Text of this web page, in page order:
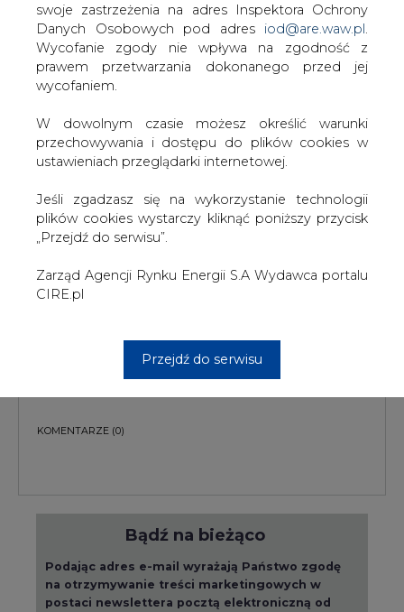
swoje zastrzeżenia na adres Inspektora Ochrony
Danych Osobowych pod adres iod@are.waw.pl
Wycofanie zgody nie wpływa na zgodność z
prawem przetwarzania dokonanego przed jej
wycofaniem.
W dowolnym czasie możesz określić warunki
przechowywania i dostępu do plików cookies w
ustawieniach przeglądarki internetowej.
Jeśli zgadzasz się na wykorzystanie technologii
plików cookies wystarczy kliknąć poniższy przycisk
„Przejdź do serwisu”.
Zarząd Agencji Rynku Energii S.A Wydawca portalu
CIRE.pl
Przejdź do serwisu
KOMENTARZE
TREŚĆ KOMENTARZA
KOMENTARZE (0)
Bądź na bieżąco
Podając adres e-mail wyrażają Państwo zgodę
na otrzymywanie treści marketingowych w
postaci newslettera pocztą elektroniczną od